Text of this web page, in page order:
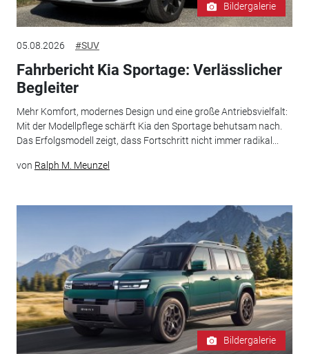
Bildergalerie
05.08.2026 #SUV
Fahrbericht Kia Sportage: Verlässlicher
Begleiter
Mehr Komfort, modernes Design und eine große Antriebsvielfalt:
Mit der Modellpflege schärft Kia den Sportage behutsam nach.
Das Erfolgsmodell zeigt, dass Fortschritt nicht immer radikal...
von Ralph M. Meunzel
Bildergalerie